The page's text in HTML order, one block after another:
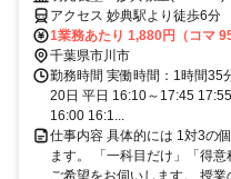
アクセス 妙典駅より徒歩6分
1業務あたり 1,880円（コマ 95
千葉県市川市
勤務時間 実働時間：1時間35
20日 平日 16:10～17:45
16:00 16:1...
仕事内容 具体的には 1対3の
ます。 「一科目だけ」「得
ご希望をお伺いします。 授